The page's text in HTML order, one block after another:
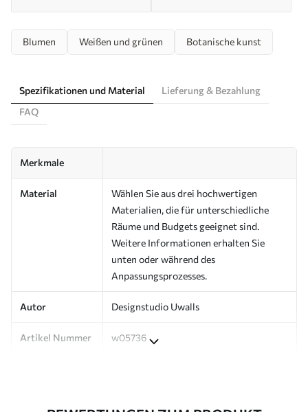
Blumen Weißen und grünen Botanische kunst
Spezifikationen und Material
Lieferung & Bezahlung
FAQ
Merkmale
Material
Wählen Sie aus drei hochwertigen
Materialien, die für unterschiedliche
Räume und Budgets geeignet sind.
Weitere Informationen erhalten Sie
unten oder während des
Anpassungsprozesses.
Autor Designstudio Uwalls
Artikel Nummer w05736